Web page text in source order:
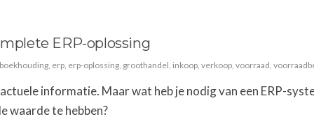
ERP-oplossing
boekhouding, erp, erp-oplossing, groothandel, inkoop, verkoop, voorraad,
informatie. Maar wat heb je nodig van een ERP-
waarde te hebben?